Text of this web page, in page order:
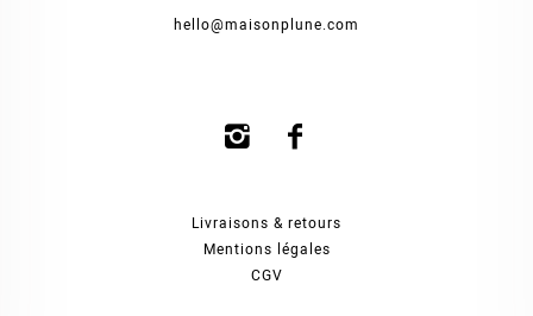
hello@maisonplune.com
Livraisons & retours
Mentions légales
CGV